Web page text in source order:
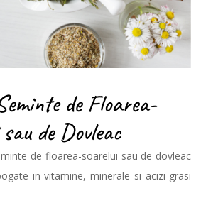
de Floarea-
de Dovleac
de floarea-soarelui sau de dovleac
in vitamine, minerale si acizi grasi